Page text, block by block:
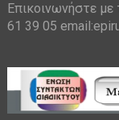
Επικοινωνήστε
61 39 05